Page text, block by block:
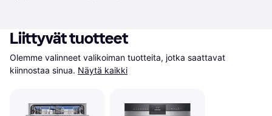
Liittyvät tuotteet
Olemme valinneet valikoiman tuotteita, jotka saattavat
kiinnostaa sinua. Näytä kaikki